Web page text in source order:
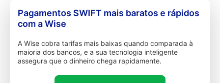
Pagamentos SWIFT mais baratos e rápidos
com a Wise
A Wise cobra tarifas mais baixas quando comparada à
maioria dos bancos, e a sua tecnologia inteligente
assegura que o dinheiro chega rapidamente.